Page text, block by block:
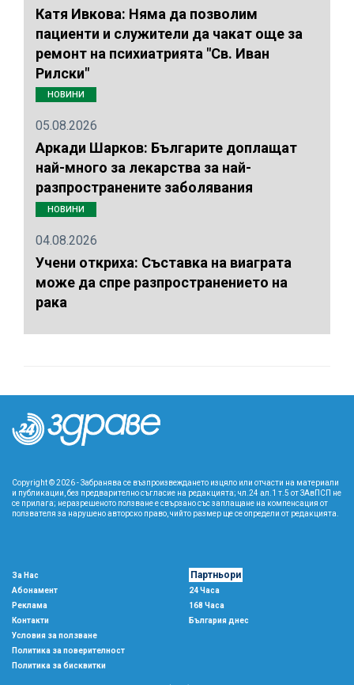
Катя Ивкова: Няма да позволим
пациенти и служители да чакат още за
ремонт на психиатрията "Св. Иван
Рилски"
НОВИНИ
05.08.2026
Аркади Шарков: Българите доплащат
най-много за лекарства за най-
разпространените заболявания
НОВИНИ
04.08.2026
Учени откриха: Съставка на виаграта
може да спре разпространението на
рака
Copyright © 2026 - Забранява се възпроизвеждането изцяло или отчасти на материали
и публикации, без предварително съгласие на редакцията; чл.24 ал.1 т.5 от ЗАвПСП не
се прилага; неразрешеното ползване е свързано със заплащане на компенсация от
ползвателя за нарушено авторско право, чийто размер ще се определи от редакцията.
За Нас
Абонамент
Реклама
Контакти
Условия за ползване
Политика за поверителност
Политика за бисквитки
Партньори
24 Часа
168 Часа
България днес